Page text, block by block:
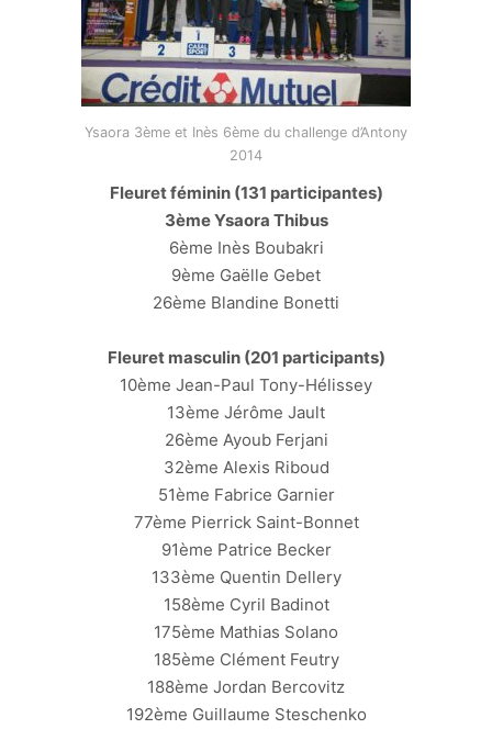
Ysaora 3ème et Inès 6ème du challenge d’Antony
2014
Fleuret féminin (131 participantes)
3ème Ysaora Thibus
6ème Inès Boubakri
9ème Gaëlle Gebet
26ème Blandine Bonetti
Fleuret masculin (201 participants)
10ème Jean-Paul Tony-Hélissey
13ème Jérôme Jault
26ème Ayoub Ferjani
32ème Alexis Riboud
51ème Fabrice Garnier
77ème Pierrick Saint-Bonnet
91ème Patrice Becker
133ème Quentin Dellery
158ème Cyril Badinot
175ème Mathias Solano
185ème Clément Feutry
188ème Jordan Bercovitz
192ème Guillaume Steschenko